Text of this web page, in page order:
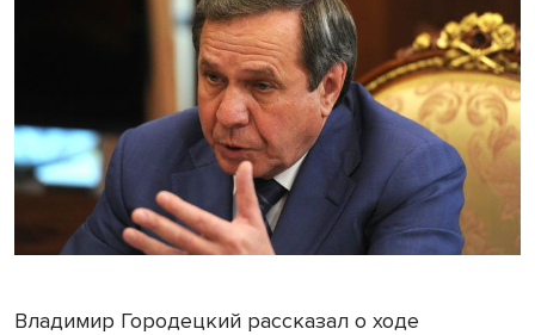
Владимир Городецкий рассказал о ходе